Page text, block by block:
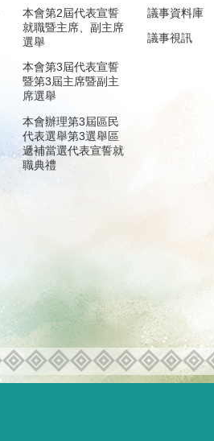
本會第2屆代表宣誓
就職暨主席、副主席
選舉
本會第3屆代表宣誓
暨第3屆主席暨副主
席選舉
本會辦理第3屆區民
代表選舉第3選舉區
遞補當選代表宣誓就
職典禮
議事資料庫
議事視訊